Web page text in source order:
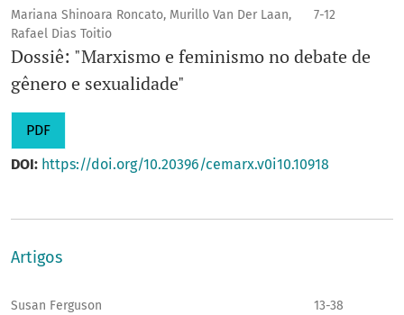
Mariana Shinoara Roncato, Murillo Van Der Laan,
Rafael Dias Toitio
7-12
Dossiê: "Marxismo e feminismo no debate de
gênero e sexualidade"
PDF
DOI: https://doi.org/10.20396/cemarx.v0i10.10918
Artigos
Susan Ferguson 13-38